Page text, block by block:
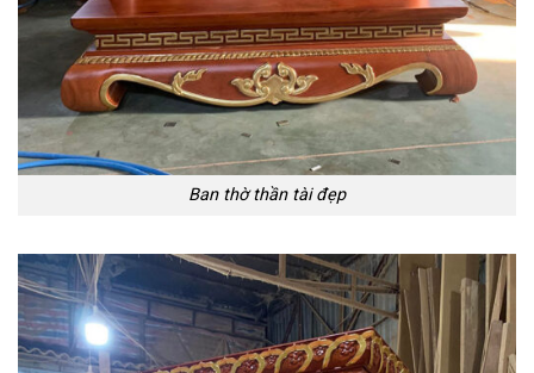
Ban thờ thần tài đẹp